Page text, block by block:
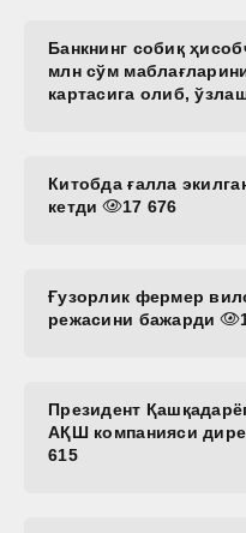
Банкнинг собиқ
млн сўм
картасига олиб,
Китобда ғалла
кетди
17 676
Ғузорлик фермер
режасини бажарди
Президент
АҚШ компанияси
615